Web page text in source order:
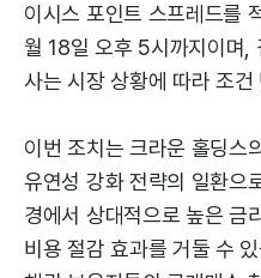
이시스 포인트 스프레드를
월 18일 오후 5시까지이며,
사는 시장 상황에 따라 조
이번 조치는 크라운 홀딩스
유연성 강화 전략의 일환으
경에서 상대적으로 높은 금
비용 절감 효과를 거둘 수